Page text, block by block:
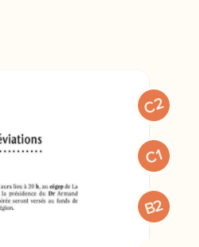
C2
C1
B2